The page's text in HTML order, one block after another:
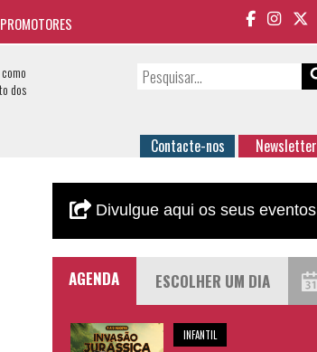
PROMOTORES
dos
Contacte-nos Newsletter
Divulgue aqui os seus eventos
AGENDA
INFANTIL